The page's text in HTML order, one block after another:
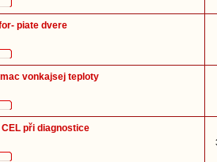
piate dvere
vonkajsej teploty
při diagnostice